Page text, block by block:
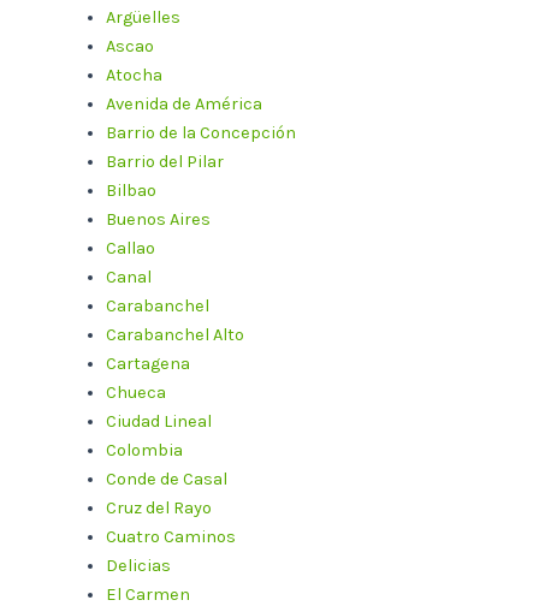
Argüelles
Ascao
Atocha
Avenida de América
Barrio de la Concepción
Barrio del Pilar
Bilbao
Buenos Aires
Callao
Canal
Carabanchel
Carabanchel Alto
Cartagena
Chueca
Ciudad Lineal
Colombia
Conde de Casal
Cruz del Rayo
Cuatro Caminos
Delicias
El Carmen